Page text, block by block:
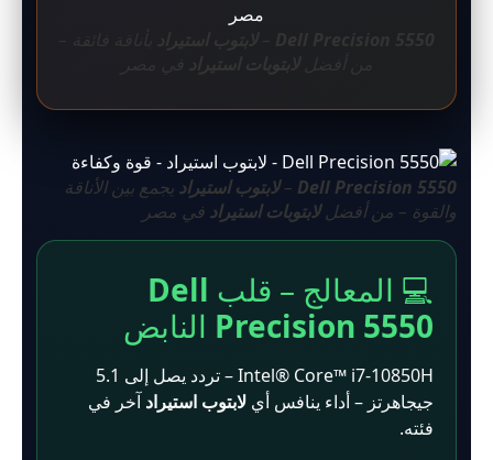
بأناقة فائقة –
Dell Precision 5550
–لابتوب استيراد يجمع بين الأناقة
والقوة – من أفضللابتوبات استيراد في مصر
💻 المعالج – قلب Dell
Precision 5550 النابض
Intel® Core™ i7-10850H – تردد يصل إلى 5.1
جيجاهرتز – أداء ينافس أيلابتوب استيرادآخر في
فئته.